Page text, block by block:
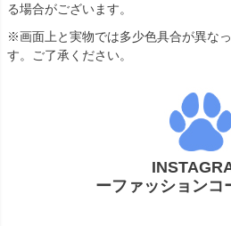
る場合がございます。
※画面上と実物では多少色具合が異な
す。ご了承ください。
ーファッションコ